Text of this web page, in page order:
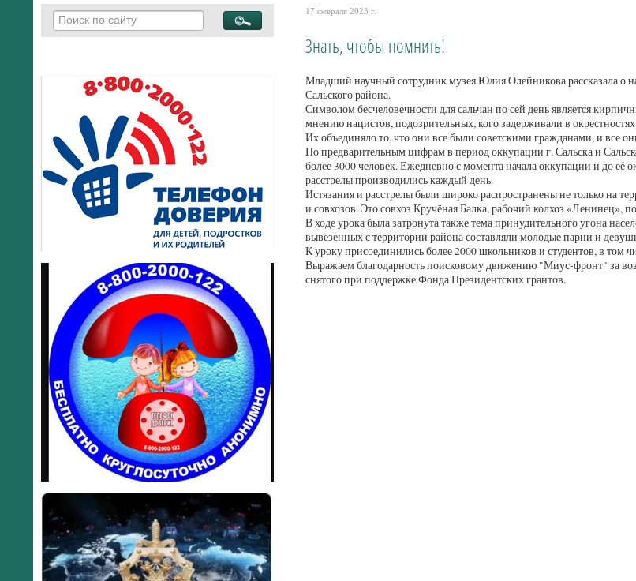
17 февраля 2023 г.
Знать, чтобы помнить!
Младший научный сотрудник музея Юлия Олейникова рассказала о
Сальского района.
Символом бесчеловечности для сальчан по сей день является
мнению нацистов, подозрительных, кого задерживали в
Их объединяло то, что они все были советскими гражданами, и все
По предварительным цифрам в период оккупации г. Сальска и
более 3000 человек. Ежедневно с момента начала оккупации и до её
расстрелы производились каждый день.
Истязания и расстрелы были широко распространены не только на
и совхозов. Это совхоз Кручёная Балка, рабочий колхоз «Ленинец»,
В ходе урока была затронута также тема принудительного угона
вывезенных с территории района составляли молодые парни и
К уроку присоединились более 2000 школьников и студентов, в
Выражаем благодарность поисковому движению "Миус-фронт" за
снятого при поддержке Фонда Президентских грантов.